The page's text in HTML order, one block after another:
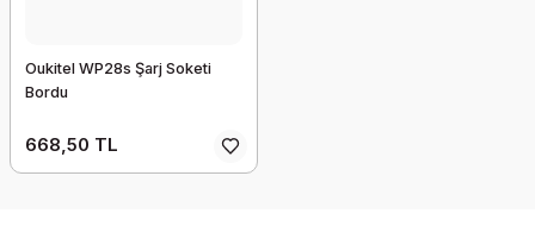
Oukitel WP28s Şarj Soketi
Bordu
668,50 TL